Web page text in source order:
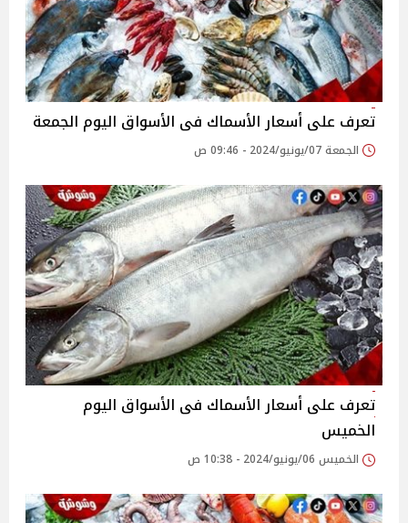
تعرف على أسعار الأسماك فى الأسواق اليوم الجمعة
الجمعة 07/يونيو/2024 - 09:46 ص
تعرف على أسعار الأسماك فى الأسواق اليوم
الخميس
الخميس 06/يونيو/2024 - 10:38 ص